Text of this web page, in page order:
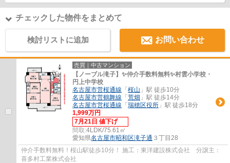
チェックした物件をまとめて
検討リストに追加 お問い合わせ
売買｜中古マンション
【ノーブル滝子】✨️仲介手数料無料✨️村雲小学校・
円上中学校
名古屋市営桜通線 「 桜山 」駅 徒歩10分
名古屋市営鶴舞線 「 荒畑 」駅 徒歩14分
名古屋市営桜通線 「 瑞穂区役所 」駅 徒歩18分
1,999万円
7月21日 値下げ
間取:4LDK/75.61㎡
愛知県名古屋市昭和区滝子通 ３丁目28
仲介手数料無料！桜山駅徒歩10分！ 施工：東洋建設株式会社 分譲主：
喜多村工業株式会社